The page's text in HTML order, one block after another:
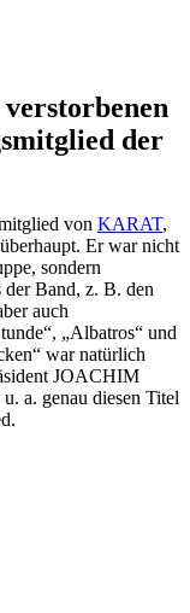
der
von KARAT,
Er war nicht
sondern
Band, z. B. den
auch
„Albatros“ und
war natürlich
JOACHIM
a. genau diesen Titel